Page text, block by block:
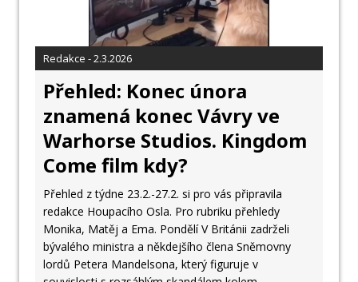
Redakce - 2.3.2026
Přehled: Konec února
znamená konec Vávry ve
Warhorse Studios. Kingdom
Come film kdy?
Přehled z týdne 23.2.-27.2. si pro vás připravila
redakce Houpacího Osla. Pro rubriku přehledy
Monika, Matěj a Ema. Pondělí V Británii zadrželi
bývalého ministra a někdejšího člena Sněmovny
lordů Petera Mandelsona, který figuruje v